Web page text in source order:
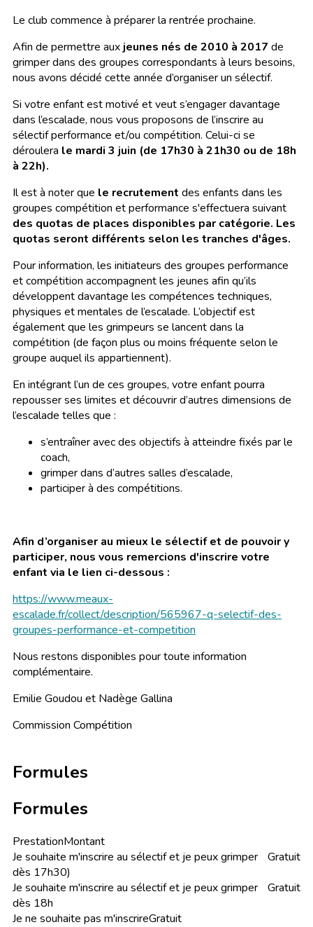
Le club commence à préparer la rentrée prochaine.
Afin de permettre aux jeunes nés de 2010 à 2017 de
grimper dans des groupes correspondants à leurs besoins,
nous avons décidé cette année d’organiser un sélectif.
Si votre enfant est motivé et veut s’engager davantage
dans l’escalade, nous vous proposons de l’inscrire au
sélectif performance et/ou compétition. Celui-ci se
déroulera le mardi 3 juin (de 17h30 à 21h30 ou de 18h
à 22h).
Il est à noter que le recrutement des enfants dans les
groupes compétition et performance s'effectuera suivant
des quotas de places disponibles par catégorie. Les
quotas seront différents selon les tranches d'âges.
Pour information, les initiateurs des groupes performance
et compétition accompagnent les jeunes afin qu’ils
développent davantage les compétences techniques,
physiques et mentales de l’escalade. L’objectif est
également que les grimpeurs se lancent dans la
compétition (de façon plus ou moins fréquente selon le
groupe auquel ils appartiennent).
En intégrant l’un de ces groupes, votre enfant pourra
repousser ses limites et découvrir d’autres dimensions de
l’escalade telles que :
s’entraîner avec des objectifs à atteindre fixés par le
coach,
grimper dans d’autres salles d’escalade,
participer à des compétitions.
Afin d’organiser au mieux le sélectif et de pouvoir y
participer, nous vous remercions d'inscrire votre
enfant via le lien ci-dessous :
https://www.meaux-
escalade.fr/collect/description/565967-q-selectif-des-
groupes-performance-et-competition
Nous restons disponibles pour toute information
complémentaire.
Emilie Goudou et Nadège Gallina
Commission Compétition
Formules
Formules
PrestationMontant
Je souhaite m'inscrire au sélectif et je peux grimper
dès 17h30)
Gratuit
Je souhaite m'inscrire au sélectif et je peux grimper
dès 18h
Gratuit
Je ne souhaite pas m'inscrireGratuit